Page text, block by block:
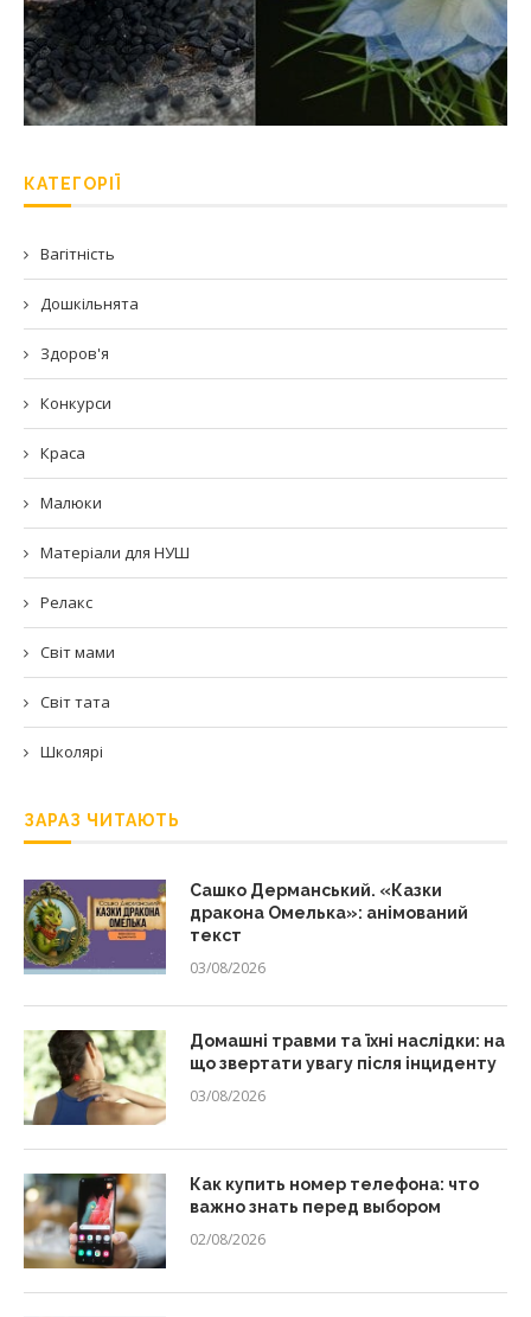
КАТЕГОРІЇ
Вагітність
Дошкільнята
Здоров'я
Конкурси
Краса
Малюки
Матеріали для НУШ
Релакс
Світ мами
Світ тата
Школярі
ЗАРАЗ ЧИТАЮТЬ
Сашко Дерманський. «Казки
дракона Омелька»: анімований
текст
03/08/2026
Домашні травми та їхні наслідки: на
що звертати увагу після інциденту
03/08/2026
Как купить номер телефона: что
важно знать перед выбором
02/08/2026